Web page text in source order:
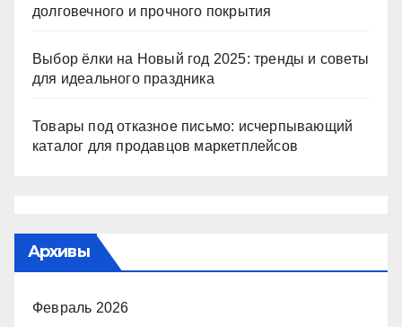
долговечного и прочного покрытия
Выбор ёлки на Новый год 2025: тренды и советы
для идеального праздника
Товары под отказное письмо: исчерпывающий
каталог для продавцов маркетплейсов
Архивы
Февраль 2026